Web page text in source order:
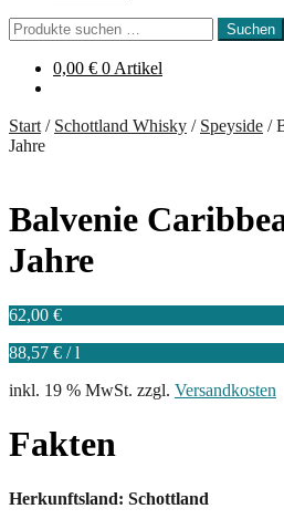
Suchen
nach:
Suchen
0,00 € 0 Artikel
Start / Schottland Whisky / Speyside /
Jahre
Balvenie
Jahre
62,00 €
88,57 € /l
inkl. 19 % MwSt. zzgl. Versandkosten
Fakten
Herkunftsland: Schottland